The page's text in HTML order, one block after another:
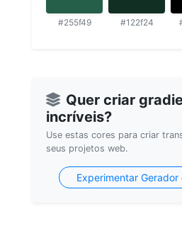
#255f49 #122f24
Quer criar
incríveis?
Use estas cores para criar
seus projetos web.
Experimentar